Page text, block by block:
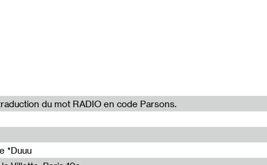
du mot RADIO en code Parsons.
*Duuu